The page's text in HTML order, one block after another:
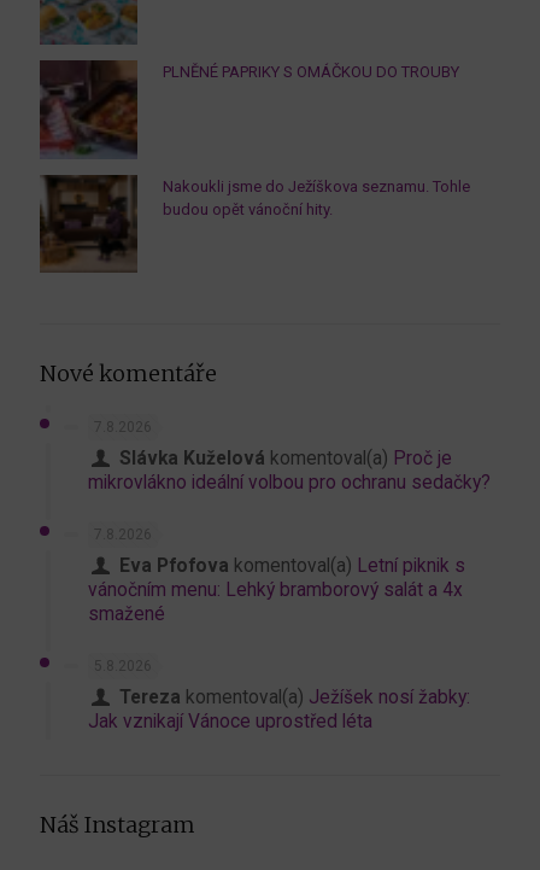
PLNĚNÉ PAPRIKY S OMÁČKOU DO TROUBY
Nakoukli jsme do Ježíškova seznamu. Tohle
budou opět vánoční hity.
Nové komentáře
7.8.2026
Slávka Kuželová komentoval(a) Proč je
mikrovlákno ideální volbou pro ochranu sedačky?
7.8.2026
Eva Pfofova komentoval(a) Letní piknik s
vánočním menu: Lehký bramborový salát a 4x
smažené
5.8.2026
Tereza komentoval(a) Ježíšek nosí žabky:
Jak vznikají Vánoce uprostřed léta
Náš Instagram